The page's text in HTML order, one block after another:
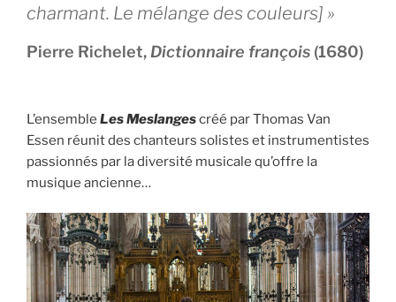
charmant. Le mélange des couleurs] »
Pierre Richelet, Dictionnaire françois (1680)
L’ensemble Les Meslangescréé par Thomas Van
Essen réunit des chanteurs solistes et instrumentistes
passionnés par la diversité musicale qu’offre la
musique ancienne…